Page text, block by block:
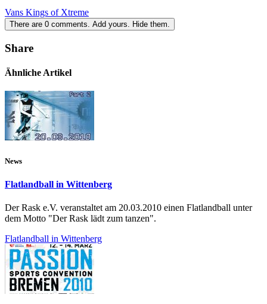
Vans Kings of Xtreme
There are 0 comments. Add yours. Hide them.
Share
Ähnliche Artikel
News
Flatlandball in Wittenberg
Der Rask e.V. veranstaltet am 20.03.2010 einen Flatlandball unter
dem Motto "Der Rask lädt zum tanzen".
Flatlandball in Wittenberg